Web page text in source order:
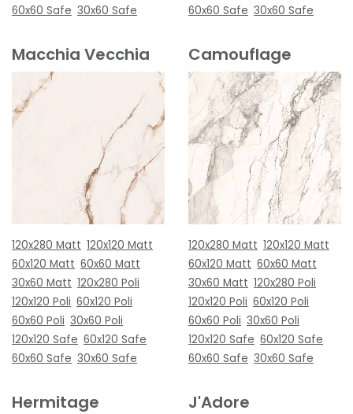
60x60 Safe 30x60 Safe
60x60 Safe 30x60 Safe
Macchia Vecchia
120x280 Matt 120x120 Matt
60x120 Matt 60x60 Matt
30x60 Matt 120x280 Poli
120x120 Poli 60x120 Poli
60x60 Poli 30x60 Poli
120x120 Safe 60x120 Safe
60x60 Safe 30x60 Safe
Camouflage
120x280 Matt 120x120 Matt
60x120 Matt 60x60 Matt
30x60 Matt 120x280 Poli
120x120 Poli 60x120 Poli
60x60 Poli 30x60 Poli
120x120 Safe 60x120 Safe
60x60 Safe 30x60 Safe
Hermitage J'Adore